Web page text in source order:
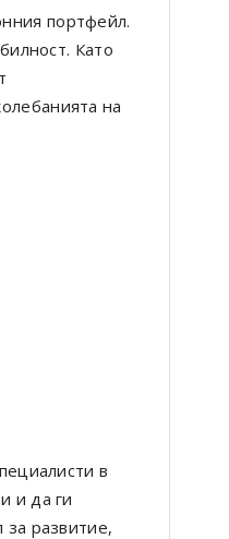
портфейл.
Като
на
в
и да ги
развитие,